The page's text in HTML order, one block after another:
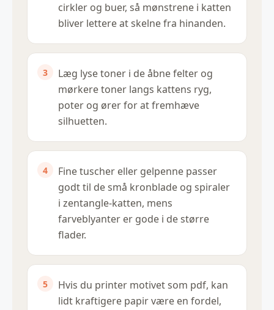
cirkler og buer, så mønstrene i katten
bliver lettere at skelne fra hinanden.
Læg lyse toner i de åbne felter og
mørkere toner langs kattens ryg,
poter og ører for at fremhæve
silhuetten.
Fine tuscher eller gelpenne passer
godt til de små kronblade og spiraler
i zentangle-katten, mens
farveblyanter er gode i de større
flader.
Hvis du printer motivet som pdf, kan
lidt kraftigere papir være en fordel,